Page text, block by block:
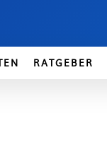
RATGEBER